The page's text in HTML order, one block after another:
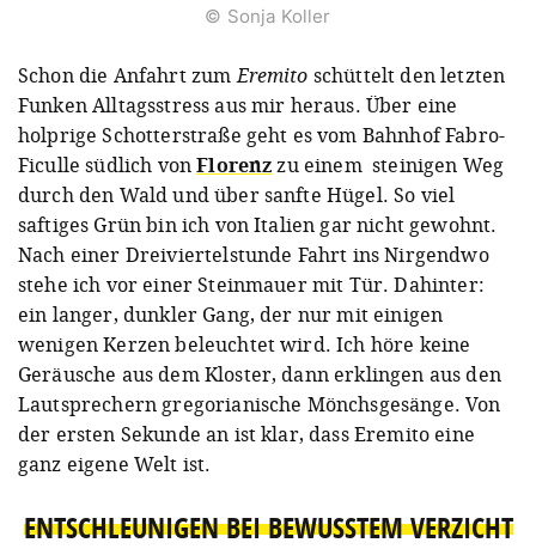
© Sonja Koller
Schon die Anfahrt zumEremito schüttelt den letzten
Funken Alltagsstress aus mir heraus. Über eine
holprige Schotterstraße geht es vom Bahnhof Fabro-
Ficulle südlich vonFlorenzzu einem steinigen Weg
durch den Wald und über sanfte Hügel. So viel
saftiges Grün bin ich von Italien gar nicht gewohnt.
Nach einer Dreiviertelstunde Fahrt ins Nirgendwo
stehe ich vor einer Steinmauer mit Tür. Dahinter:
ein langer, dunkler Gang, der nur mit einigen
wenigen Kerzen beleuchtet wird. Ich höre keine
Geräusche aus dem Kloster, dann erklingen aus den
Lautsprechern gregorianische Mönchsgesänge. Von
der ersten Sekunde an ist klar, dass Eremito eine
ganz eigene Welt ist.
ENTSCHLEUNIGEN BEI BEWUSSTEM VERZICHT